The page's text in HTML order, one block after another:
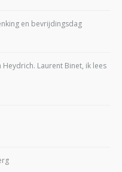
en bevrijdingsdag
Laurent Binet, ik lees